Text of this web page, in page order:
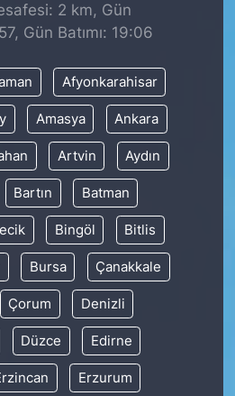
2 km, Gün
Gün Batımı: 19:06
Afyonkarahisar
Amasya Ankara
Artvin Aydın
Bartın Batman
Bingöl Bitlis
Bursa Çanakkale
Çorum Denizli
Düzce Edirne
Erzurum